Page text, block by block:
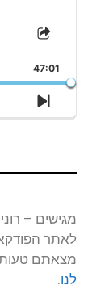
Share
47:01
Next
מגישים –
לאתר
מצאתם
לנו.